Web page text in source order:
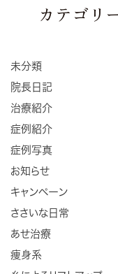
カテゴリ
未分類
院長日記
治療紹介
症例紹介
症例写真
お知らせ
キャンペーン
ささいな日常
あせ治療
痩身系